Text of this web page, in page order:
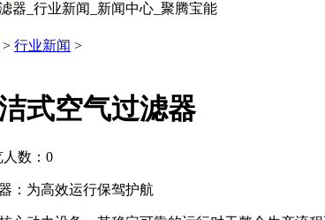
> 行业新闻 >
式空气过滤器
数： 0
：为高效运行保驾护航